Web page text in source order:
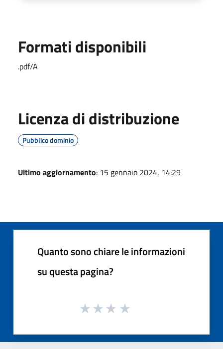
Formati disponibili
.pdf/A
Licenza di distribuzione
Pubblico dominio
Ultimo aggiornamento: 15 gennaio 2024, 14:29
Quanto sono chiare le informazioni
su questa pagina?